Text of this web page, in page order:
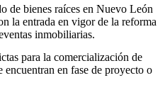
de bienes raíces en Nuevo León
la entrada en vigor de la reforma
inmobiliarias.
para la comercialización de
encuentran en fase de proyecto o